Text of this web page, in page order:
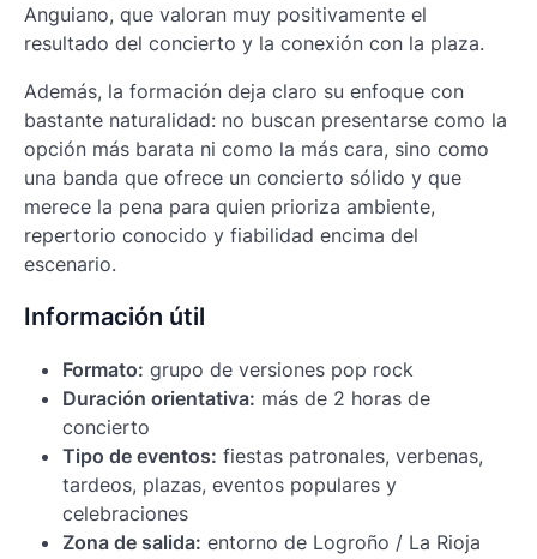
Anguiano, que valoran muy positivamente el
resultado del concierto y la conexión con la plaza.
Además, la formación deja claro su enfoque con
bastante naturalidad: no buscan presentarse como la
opción más barata ni como la más cara, sino como
una banda que ofrece un concierto sólido y que
merece la pena para quien prioriza ambiente,
repertorio conocido y fiabilidad encima del
escenario.
Información útil
Formato: grupo de versiones pop rock
Duración orientativa: más de 2 horas de
concierto
Tipo de eventos: fiestas patronales, verbenas,
tardeos, plazas, eventos populares y
celebraciones
Zona de salida: entorno de Logroño / La Rioja